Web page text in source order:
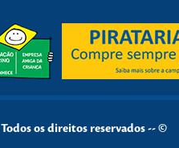
Todos os direitos reservados -- ©